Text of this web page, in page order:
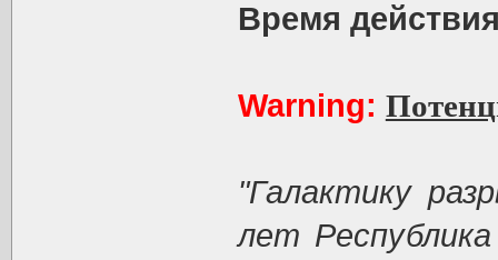
Время
Warning:
"Галактику
лет